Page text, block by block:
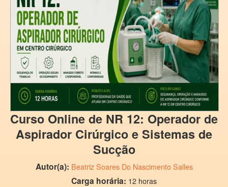
Curso Online de NR 12: Operador de
Aspirador Cirúrgico e Sistemas de
Sucção
Autor(a): Beatriz Soares Do Nascimento Salles
Carga horária: 12 horas